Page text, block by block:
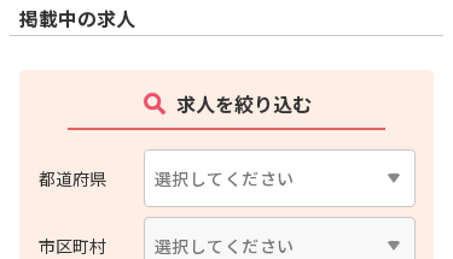
掲載中の求人
求人を絞り込む
都道府県
市区町村